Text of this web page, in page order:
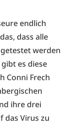
endlich
dass alle
werden
es diese
Conni Frech
ihre drei
das Virus zu